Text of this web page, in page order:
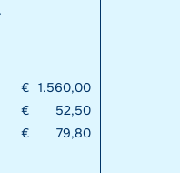
€ 1.560,00
€
52,50
€ 79,80